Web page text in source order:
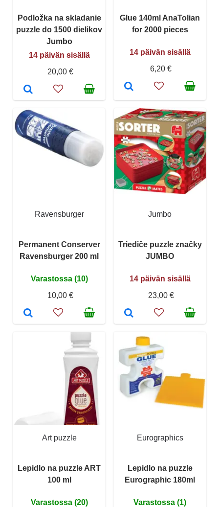
Podložka na skladanie
puzzle do 1500 dielikov
Jumbo
14 päivän sisällä
20,00 €
Glue 140ml AnaTolian
for 2000 pieces
14 päivän sisällä
6,20 €
Ravensburger
Permanent Conserver
Ravensburger 200 ml
Varastossa (10)
10,00 €
Jumbo
Triediče puzzle značky
JUMBO
14 päivän sisällä
23,00 €
Art puzzle
Lepidlo na puzzle ART
100 ml
Varastossa (20)
Eurographics
Lepidlo na puzzle
Eurographic 180ml
Varastossa (1)